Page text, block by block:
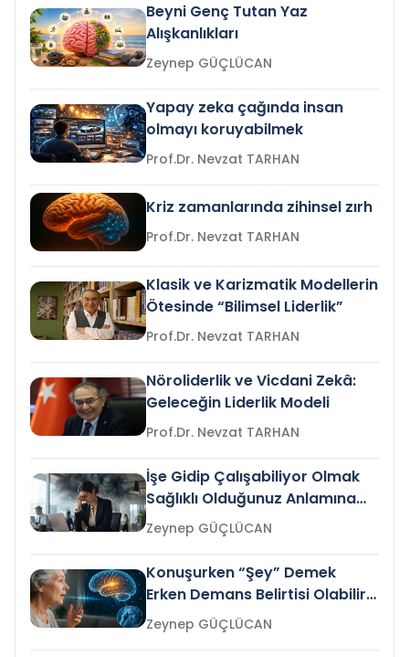
Beyni Genç Tutan Yaz
Alışkanlıkları
Zeynep GÜÇLÜCAN
Yapay zeka çağında insan
olmayı koruyabilmek
Prof.Dr. Nevzat TARHAN
Kriz zamanlarında zihinsel zırh
Prof.Dr. Nevzat TARHAN
Klasik ve Karizmatik Modellerin
Ötesinde “Bilimsel Liderlik”
Prof.Dr. Nevzat TARHAN
Nöroliderlik ve Vicdani Zekâ:
Geleceğin Liderlik Modeli
Prof.Dr. Nevzat TARHAN
İşe Gidip Çalışabiliyor Olmak
Sağlıklı Olduğunuz Anlamına
Gelir mi?Zeynep GÜÇLÜCAN
Konuşurken “Şey” Demek
Erken Demans Belirtisi Olabilir
mi?
Zeynep GÜÇLÜCAN